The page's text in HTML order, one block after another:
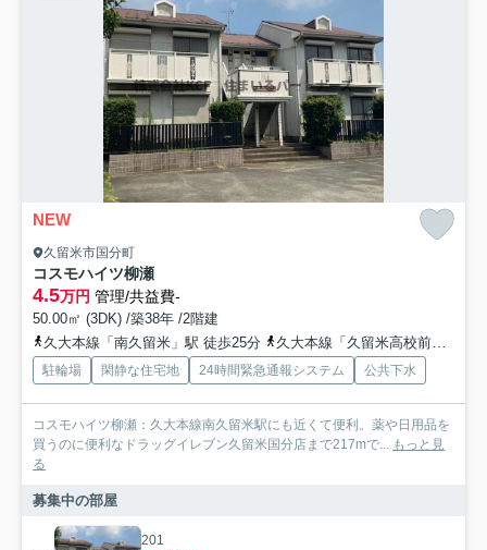
NEW
久留米市国分町
コスモハイツ柳瀬
4.5万円 管理/共益費-
50.00㎡ (3DK) /築38年 /2階建
久大本線「南久留米」駅 徒歩25分
久大本線「久留米高校前」駅 徒歩33分
駐輪場 閑静な住宅地 24時間緊急通報システム 公共下水
コスモハイツ柳瀬：久大本線南久留米駅にも近くて便利。薬や日用品を
買うのに便利なドラッグイレブン久留米国分店まで217mで...
もっと見
る
募集中の部屋
201